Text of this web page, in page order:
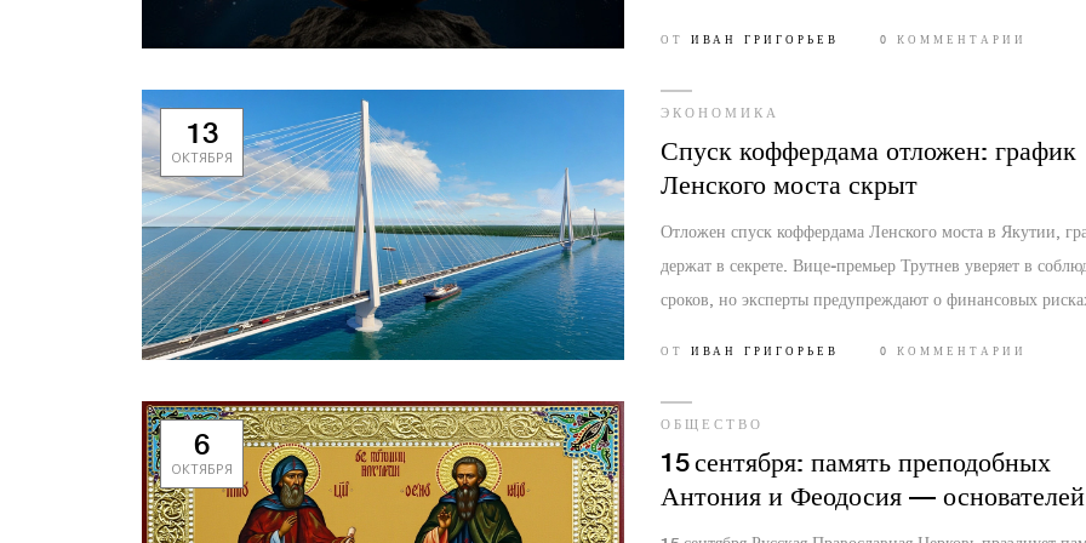
ОТ ИВАН ГРИГОРЬЕВ 0 КОММЕНТАРИИ
13
ОКТЯБРЯ
ЭКОНОМИКА
Спуск коффердама отложен: график
Ленского моста скрыт
Отложен спуск коффердама Ленского моста в Якутии,
держат в секрете. Вице‑премьер Трутнев уверяет в
сроков, но эксперты предупреждают о финансовых
ОТ ИВАН ГРИГОРЬЕВ 0 КОММЕНТАРИИ
6
ОКТЯБРЯ
ОБЩЕСТВО
15 сентября: память преподобных
Антония и Феодосия — основателей
Киево‑Печерской лавры